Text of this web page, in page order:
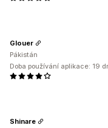
Glouer
Pákistán
Doba používání aplikace: 19
Shinare